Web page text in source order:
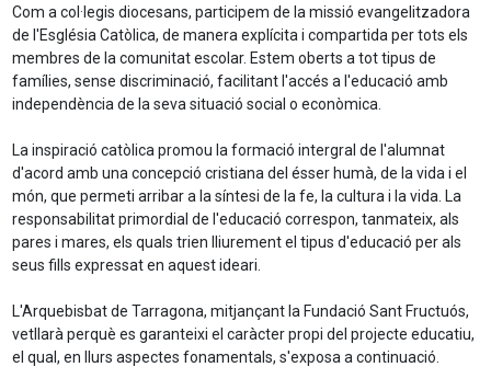
Com a col·legis diocesans, participem de la missió evangelitzadora
de l'Església Catòlica, de manera explícita i compartida per tots els
membres de la comunitat escolar. Estem oberts a tot tipus de
famílies, sense discriminació, facilitant l'accés a l'educació amb
independència de la seva situació social o econòmica.
La inspiració catòlica promou la formació intergral de l'alumnat
d'acord amb una concepció cristiana del ésser humà, de la vida i el
món, que permeti arribar a la síntesi de la fe, la cultura i la vida. La
responsabilitat primordial de l'educació correspon, tanmateix, als
pares i mares, els quals trien lliurement el tipus d'educació per als
seus fills expressat en aquest ideari.
L'Arquebisbat de Tarragona, mitjançant la Fundació Sant Fructuós,
vetllarà perquè es garanteixi el caràcter propi del projecte educatiu,
el qual, en llurs aspectes fonamentals, s'exposa a continuació.